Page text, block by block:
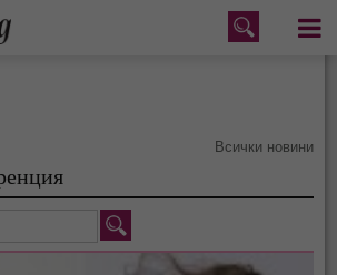
Меню
Всички новини